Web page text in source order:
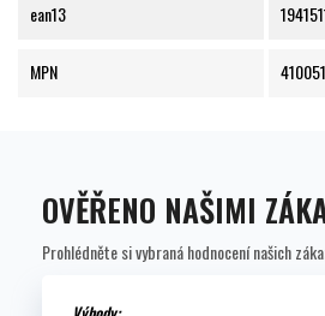
ean13
MPN 410051
OVĚŘENO NAŠIMI
Prohlédněte si vybraná hodnocení našich